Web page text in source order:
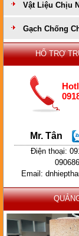
Vật Liệu Chịu
Gạch Chống
HỔ TRỢ
Mr. Tân
Điện thoại:
Email: